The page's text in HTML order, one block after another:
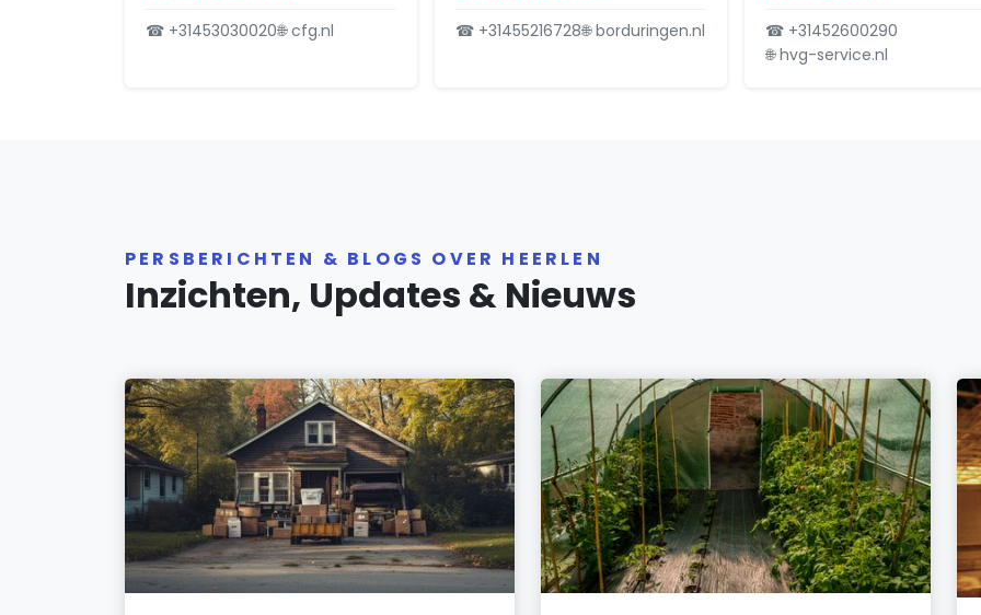
☎ +31453030020🌐 cfg.nl
☎ +31455216728🌐 borduringen.nl
☎ +31452600290
🌐 hvg-service.nl
PERSBERICHTEN & BLOGS OVER HEERLEN
Inzichten, Updates & Nieuws